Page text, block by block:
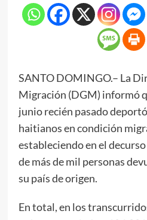
SANTO DOMINGO.– La
Migración (DGM) informó
junio recién pasado
haitianos en condición
estableciendo en el
de más de mil personas
su país de origen.
En total, en los